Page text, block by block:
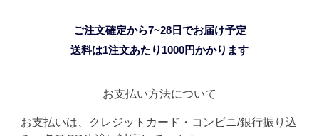
ご注文確定から7~28日でお届け予定
送料は1注文あたり 1000円かかります
お支払い方法について
お支払いは、クレジットカード・コンビニ/銀行振り込